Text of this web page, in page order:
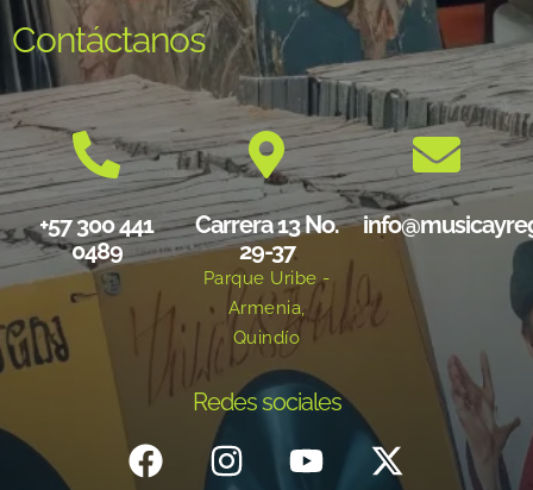
Contáctanos
+57 300 441
0489
Carrera 13 No.
29-37
Parque Uribe -
Armenia,
Quindío
Redes sociales